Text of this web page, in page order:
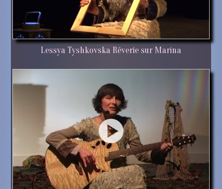
Lessya Tyshkovska Rêverie sur Marina